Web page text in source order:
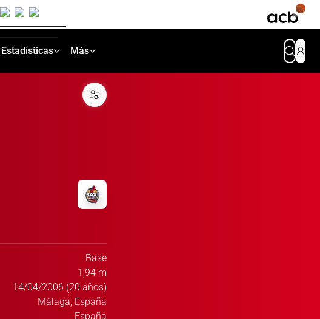
Estadísticas Más
Base
1,94 m
14/04/2006 (20 años)
Málaga, España
España